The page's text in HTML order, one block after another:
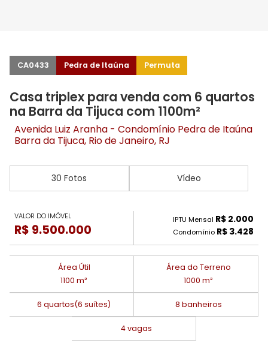
CA0433 Pedra de Itaúna Permuta
Casa triplex para venda com 6 quartos
na Barra da Tijuca com 1100m²
Avenida Luiz Aranha - Condomínio Pedra de Itaúna
Barra da Tijuca, Rio de Janeiro, RJ
30 Fotos Vídeo
VALOR DO IMÓVEL
R$ 9.500.000
IPTU Mensal R$ 2.000
Condomínio R$ 3.428
Área Útil
1100 m²
Área do Terreno
1000 m²
6 quartos(6 suítes) 8 banheiros
4 vagas